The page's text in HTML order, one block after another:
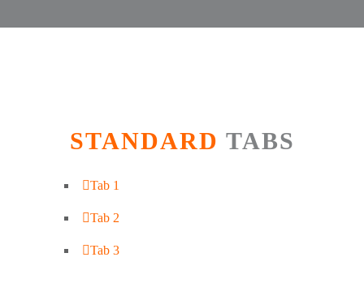
STANDARD TABS
Tab 1
Tab 2
Tab 3